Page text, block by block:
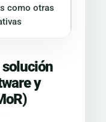
como otras
solución
y